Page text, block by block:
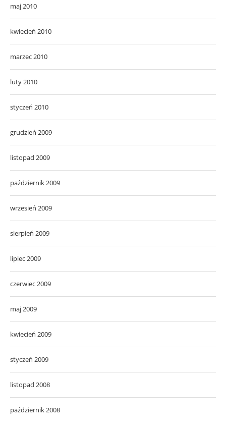
maj 2010
kwiecień 2010
marzec 2010
luty 2010
styczeń 2010
grudzień 2009
listopad 2009
październik 2009
wrzesień 2009
sierpień 2009
lipiec 2009
czerwiec 2009
maj 2009
kwiecień 2009
styczeń 2009
listopad 2008
październik 2008